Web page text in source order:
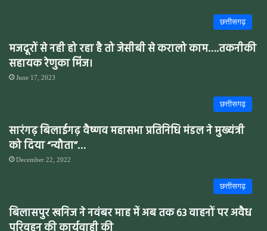
छत्तीसगढ़
मजदूरों से नही हो रहा है तो जेसीबी से करालो काम….तकनीकी
सहायक रेणुका मिंज।
June 17, 2023
छत्तीसगढ़
सारंगढ़ बिलाईगढ़ वैष्णव महासभा प्रतिनिधि मंडल ने मुख्यंत्री
को दिया “न्यौता”…
December 22, 2022
छत्तीसगढ़
बिलासपुर खनिज ने नवंबर माह में अब तक 63 वाहनों पर अवैध